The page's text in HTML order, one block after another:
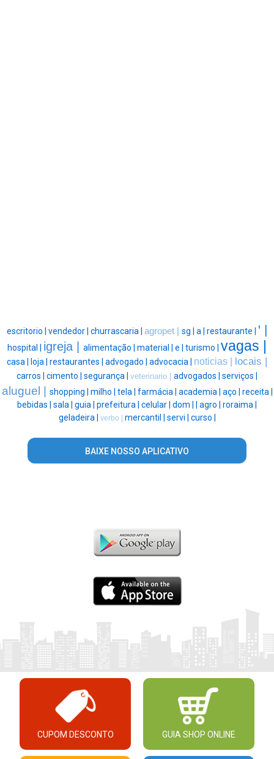
escritorio | vendedor | churrascaria | agropet | sg | a | restaurante | ' |
hospital | igreja | alimentação | material | e | turismo | vagas |
casa | loja | restaurantes | advogado | advocacia | noticias | locais |
carros | cimento | segurança | veterinario | advogados | serviços |
aluguel | shopping | milho | tela | farmácia | academia | aço | receita |
bebidas | sala | guia | prefeitura | celular | dom | | agro | roraima |
geladeira | verbo | mercantil | servi | curso |
BAIXE NOSSO APLICATIVO
CUPOM DESCONTO GUIA SHOP ONLINE